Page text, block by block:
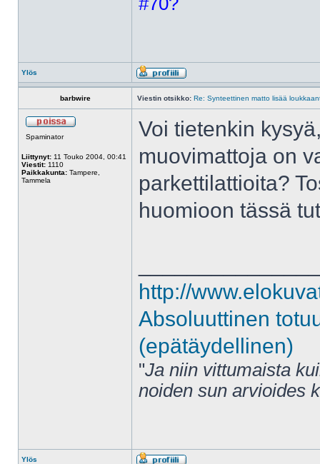
Ylös
barbwire Viestin otsikko: Re: Synteettinen matto lisää
Spaminator
Liittynyt: 11 Touko 2004, 00:41
Viestit: 1110
Paikkakunta: Tampere,
Tammela
Voi tietenkin
muovimattoja on
parkettilattioita?
huomioon tässä
http://
Absoluuttinen
(epätäydellinen)
"Ja niin vittumaista
noiden sun arvioides
Ylös